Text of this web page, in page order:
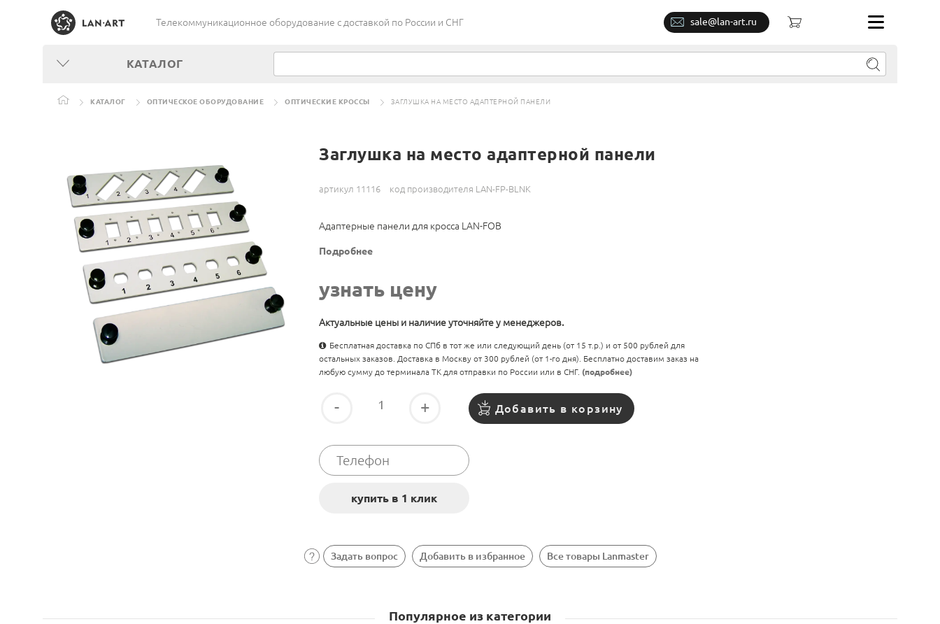
Телекоммуникационное оборудование c доставкой по России и СНГ sale@lan-art.ru
КАТАЛОГ
КАТАЛОГ ОПТИЧЕСКОЕ ОБОРУДОВАНИЕ ОПТИЧЕСКИЕ КРОССЫ ЗАГЛУШКА НА МЕСТО АДАПТЕРНОЙ ПАНЕЛИ
Заглушка на место адаптерной панели
артикул 11116 код производителя LAN-FP-BLNK
Адаптерные панели для кросса LAN-FOB
Подробнее
узнать цену
Актуальные цены и наличие уточняйте у менеджеров.
Бесплатная доставка по СПб в тот же или следующий день (от 15 т.р.) и от 500 рублей для
остальных заказов. Доставка в Москву от 300 рублей (от 1-го дня). Бесплатно доставим заказ на
любую сумму до терминала ТК для отправки по России или в СНГ. (подробнее)
- + Добавить в корзину
Задать вопрос Добавить в избранное Все товары Lanmaster
Популярное из категории